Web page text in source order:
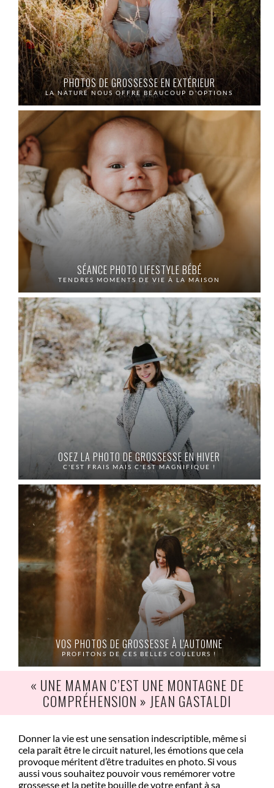
PHOTOS DE GROSSESSE EN EXTÉRIEUR
LA NATURE NOUS OFFRE BEAUCOUP D'OPTIONS
SÉANCE PHOTO LIFESTYLE BÉBÉ
TENDRES MOMENTS DE VIE À LA MAISON
OSEZ LA PHOTO DE GROSSESSE EN HIVER
C'EST FRAIS MAIS C'EST MAGNIFIQUE !
VOS PHOTOS DE GROSSESSE À L'AUTOMNE
PROFITONS DE CES BELLES COULEURS !
« UNE MAMAN C’EST UNE MONTAGNE DE
COMPRÉHENSION » JEAN GASTALDI
Donner la vie est une sensation indescriptible, même si
cela paraît être le circuit naturel, les émotions que cela
provoque méritent d’être traduites en photo. Si vous
aussi vous souhaitez pouvoir vous remémorer votre
grossesse et la petite bouille de votre enfant à sa